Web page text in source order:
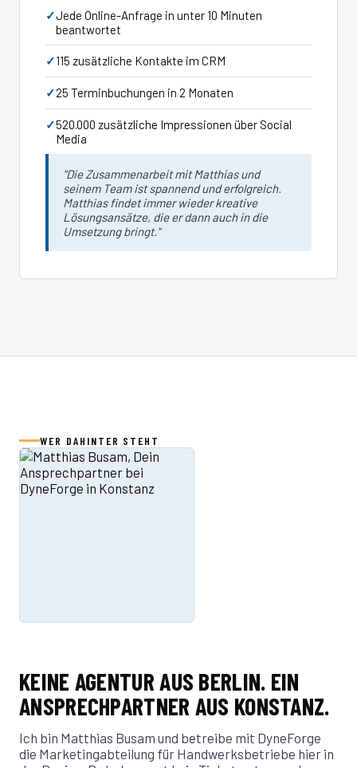
Jede Online-Anfrage in unter 10 Minuten
beantwortet
115 zusätzliche Kontakte im CRM
25 Terminbuchungen in 2 Monaten
520.000 zusätzliche Impressionen über Social
Media
"Die Zusammenarbeit mit Matthias und
seinem Team ist spannend und erfolgreich.
Matthias findet immer wieder kreative
Lösungsansätze, die er dann auch in die
Umsetzung bringt."
WER DAHINTER STEHT
KEINE AGENTUR AUS BERLIN. EIN
ANSPRECHPARTNER AUS KONSTANZ.
Ich bin Matthias Busam und betreibe mit DyneForge
die Marketingabteilung für Handwerksbetriebe hier in